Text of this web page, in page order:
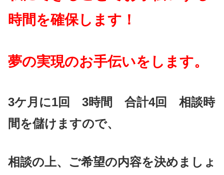
時間を確保します！
夢の実現のお手伝いをします。
3ケ月に1回 3時間 合計4回 相談時
間を儲けますので、
相談の上、ご希望の内容を決めましょ